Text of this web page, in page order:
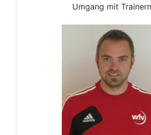
Umgang mit Trainern